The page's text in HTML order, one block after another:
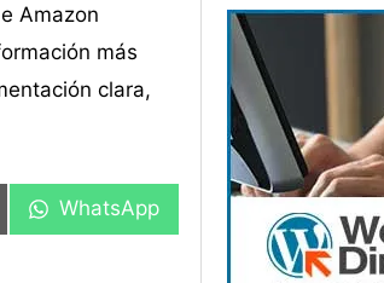
Amazon
más
clara,
WhatsApp